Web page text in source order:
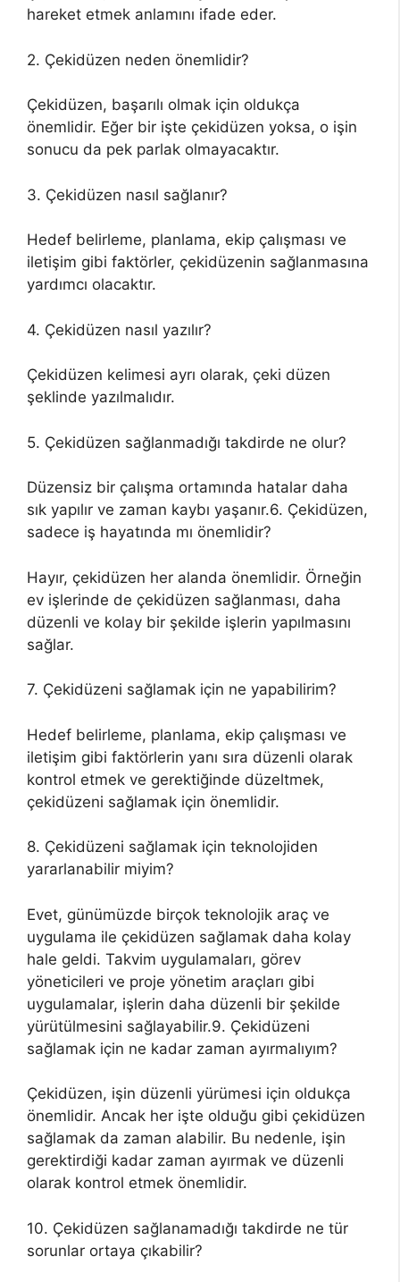
hareket etmek anlamını ifade eder.
2. Çekidüzen neden önemlidir?
Çekidüzen, başarılı olmak için oldukça
önemlidir. Eğer bir işte çekidüzen yoksa, o işin
sonucu da pek parlak olmayacaktır.
3. Çekidüzen nasıl sağlanır?
Hedef belirleme, planlama, ekip çalışması ve
iletişim gibi faktörler, çekidüzenin sağlanmasına
yardımcı olacaktır.
4. Çekidüzen nasıl yazılır?
Çekidüzen kelimesi ayrı olarak, çeki düzen
şeklinde yazılmalıdır.
5. Çekidüzen sağlanmadığı takdirde ne olur?
Düzensiz bir çalışma ortamında hatalar daha
sık yapılır ve zaman kaybı yaşanır.6. Çekidüzen,
sadece iş hayatında mı önemlidir?
Hayır, çekidüzen her alanda önemlidir. Örneğin
ev işlerinde de çekidüzen sağlanması, daha
düzenli ve kolay bir şekilde işlerin yapılmasını
sağlar.
7. Çekidüzeni sağlamak için ne yapabilirim?
Hedef belirleme, planlama, ekip çalışması ve
iletişim gibi faktörlerin yanı sıra düzenli olarak
kontrol etmek ve gerektiğinde düzeltmek,
çekidüzeni sağlamak için önemlidir.
8. Çekidüzeni sağlamak için teknolojiden
yararlanabilir miyim?
Evet, günümüzde birçok teknolojik araç ve
uygulama ile çekidüzen sağlamak daha kolay
hale geldi. Takvim uygulamaları, görev
yöneticileri ve proje yönetim araçları gibi
uygulamalar, işlerin daha düzenli bir şekilde
yürütülmesini sağlayabilir.9. Çekidüzeni
sağlamak için ne kadar zaman ayırmalıyım?
Çekidüzen, işin düzenli yürümesi için oldukça
önemlidir. Ancak her işte olduğu gibi çekidüzen
sağlamak da zaman alabilir. Bu nedenle, işin
gerektirdiği kadar zaman ayırmak ve düzenli
olarak kontrol etmek önemlidir.
10. Çekidüzen sağlanamadığı takdirde ne tür
sorunlar ortaya çıkabilir?